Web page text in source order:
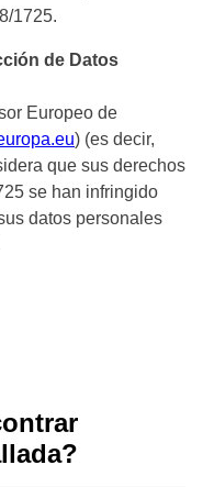
1725.
de Datos
Europeo de
) (es decir,
que sus derechos
se han infringido
datos personales